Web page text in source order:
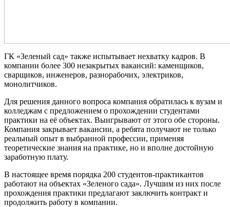
ГК «Зеленый сад» также испытывает нехватку кадров. В
компании более 300 незакрытых вакансий: каменщиков,
сварщиков, инженеров, разнорабочих, электриков,
монолитчиков.
Для решения данного вопроса компания обратилась к вузам и
колледжам с предложением о прохождении студентами
практики на её объектах. Выигрывают от этого обе стороны.
Компания закрывает вакансии, а ребята получают не только
реальный опыт в выбранной профессии, применяя
теоретические знания на практике, но и вполне достойную
заработную плату.
В настоящее время порядка 200 студентов-практикантов
работают на объектах «Зеленого сада». Лучшим из них после
прохождения практики предлагают заключить контракт и
продолжить работу в компании.